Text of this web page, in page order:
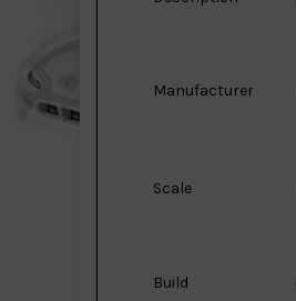
Manufacturer
Scale
Build